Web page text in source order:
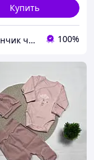
Купить
Магазинчик чудес 100%